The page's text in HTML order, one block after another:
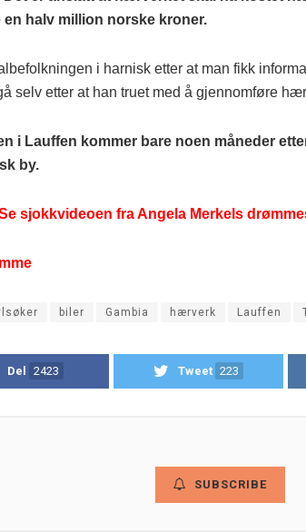
halv million norske kroner.
i harnisk etter at man fikk
selv etter at han truet med å gjennomføre
i Lauffen kommer bare noen måneder
by.
sjokkvideoen fra Angela Merkels
biler Gambia hærverk Lauffen
Del 2423 Tweet 223
SUBSCRIBE